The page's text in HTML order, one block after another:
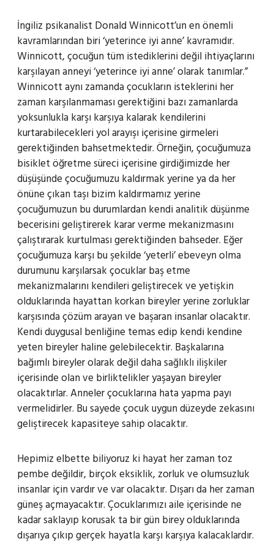
İngiliz psikanalist Donald Winnicott’un en önemli
kavramlarından biri ‘yeterince iyi anne’ kavramıdır.
Winnicott, çocuğun tüm istediklerini değil ihtiyaçlarını
karşılayan anneyi ‘yeterince iyi anne’ olarak tanımlar.”
Winnicott aynı zamanda çocukların isteklerini her
zaman karşılanmaması gerektiğini bazı zamanlarda
yoksunlukla karşı karşıya kalarak kendilerini
kurtarabilecekleri yol arayışı içerisine girmeleri
gerektiğinden bahsetmektedir. Örneğin, çocuğumuza
bisiklet öğretme süreci içerisine girdiğimizde her
düşüşünde çocuğumuzu kaldırmak yerine ya da her
önüne çıkan taşı bizim kaldırmamız yerine
çocuğumuzun bu durumlardan kendi analitik düşünme
becerisini geliştirerek karar verme mekanizmasını
çalıştırarak kurtulması gerektiğinden bahseder. Eğer
çocuğumuza karşı bu şekilde ‘yeterli’ ebeveyn olma
durumunu karşılarsak çocuklar baş etme
mekanizmalarını kendileri geliştirecek ve yetişkin
olduklarında hayattan korkan bireyler yerine zorluklar
karşısında çözüm arayan ve başaran insanlar olacaktır.
Kendi duygusal benliğine temas edip kendi kendine
yeten bireyler haline gelebilecektir. Başkalarına
bağımlı bireyler olarak değil daha sağlıklı ilişkiler
içerisinde olan ve birliktelikler yaşayan bireyler
olacaktırlar. Anneler çocuklarına hata yapma payı
vermelidirler. Bu sayede çocuk uygun düzeyde zekasını
geliştirecek kapasiteye sahip olacaktır.
Hepimiz elbette biliyoruz ki hayat her zaman toz
pembe değildir, birçok eksiklik, zorluk ve olumsuzluk
insanlar için vardır ve var olacaktır. Dışarı da her zaman
güneş açmayacaktır. Çocuklarımızı aile içerisinde ne
kadar saklayıp korusak ta bir gün birey olduklarında
dışarıya çıkıp gerçek hayatla karşı karşıya kalacaklardır.